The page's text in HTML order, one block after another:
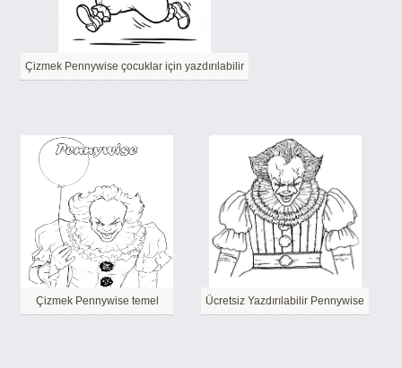
Çizmek Pennywise çocuklar için yazdırılabilir
Çizmek Pennywise temel Ücretsiz Yazdırılabilir Pennywise